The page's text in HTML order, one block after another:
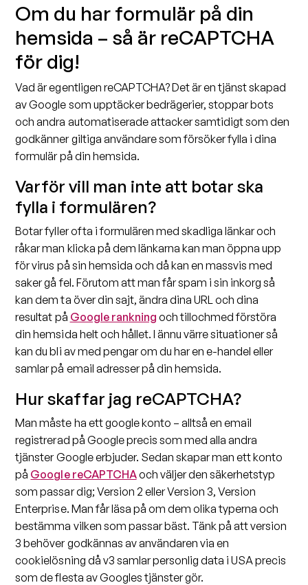
Om du har formulär på din
hemsida – så är reCAPTCHA
för dig!
Vad är egentligen reCAPTCHA? Det är en tjänst skapad
av Google som upptäcker bedrägerier, stoppar bots
och andra automatiserade attacker samtidigt som den
godkänner giltiga användare som försöker fylla i dina
formulär på din hemsida.
Varför vill man inte att botar ska
fylla i formulären?
Botar fyller ofta i formulären med skadliga länkar och
råkar man klicka på dem länkarna kan man öppna upp
för virus på sin hemsida och då kan en massvis med
saker gå fel. Förutom att man får spam i sin inkorg så
kan dem ta över din sajt, ändra dina URL och dina
resultat på Google rankning och tillochmed förstöra
din hemsida helt och hållet. I ännu värre situationer så
kan du bli av med pengar om du har en e-handel eller
samlar på email adresser på din hemsida.
Hur skaffar jag reCAPTCHA?
Man måste ha ett google konto – alltså en email
registrerad på Google precis som med alla andra
tjänster Google erbjuder. Sedan skapar man ett konto
på Google reCAPTCHAoch väljer den säkerhetstyp
som passar dig; Version 2 eller Version 3, Version
Enterprise. Man får läsa på om dem olika typerna och
bestämma vilken som passar bäst. Tänk på att version
3 behöver godkännas av användaren via en
cookielösning då v3 samlar personlig data i USA precis
som de flesta av Googles tjänster gör.